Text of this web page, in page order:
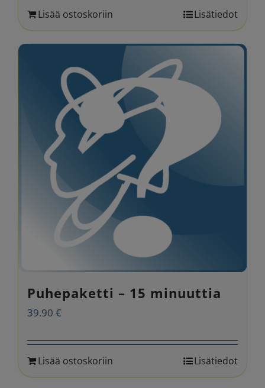
Lisää ostoskoriin Lisätiedot
Puhepaketti – 15 minuuttia
39.90 €
Lisää ostoskoriin Lisätiedot